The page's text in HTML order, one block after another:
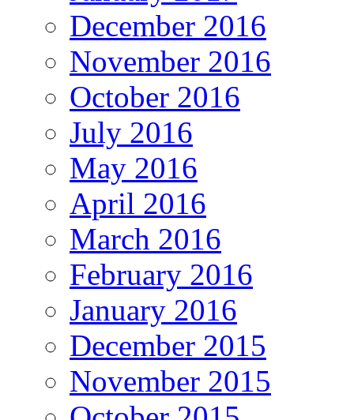
December 2016
November 2016
October 2016
July 2016
May 2016
April 2016
March 2016
February 2016
January 2016
December 2015
November 2015